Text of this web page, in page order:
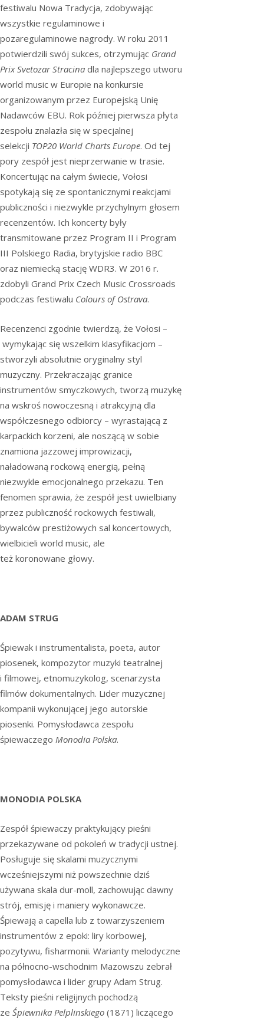
festiwalu Nowa Tradycja, zdobywając
wszystkie regulaminowe i
pozaregulaminowe nagrody. W roku 2011
potwierdzili swój sukces, otrzymując Grand
Prix Svetozar Stracina dla najlepszego utworu
world music w Europie na konkursie
organizowanym przez Europejską Unię
Nadawców EBU. Rok później pierwsza płyta
zespołu znalazła się w specjalnej
selekcji TOP20 World Charts Europe. Od tej
pory zespół jest nieprzerwanie w trasie.
Koncertując na całym świecie, Vołosi
spotykają się ze spontanicznymi reakcjami
publiczności i niezwykle przychylnym głosem
recenzentów. Ich koncerty były
transmitowane przez Program II i Program
III Polskiego Radia, brytyjskie radio BBC
oraz niemiecką stację WDR3. W 2016 r.
zdobyli Grand Prix Czech Music Crossroads
podczas festiwalu Colours of Ostrava.
Recenzenci zgodnie twierdzą, że Vołosi –
wymykając się wszelkim klasyfikacjom –
stworzyli absolutnie oryginalny styl
muzyczny. Przekraczając granice
instrumentów smyczkowych, tworzą muzykę
na wskroś nowoczesną i atrakcyjną dla
współczesnego odbiorcy – wyrastającą z
karpackich korzeni, ale noszącą w sobie
znamiona jazzowej improwizacji,
naładowaną rockową energią, pełną
niezwykle emocjonalnego przekazu. Ten
fenomen sprawia, że zespół jest uwielbiany
przez publiczność rockowych festiwali,
bywalców prestiżowych sal koncertowych,
wielbicieli world music, ale
też koronowane głowy.
ADAM STRUG
Śpiewak i instrumentalista, poeta, autor
piosenek, kompozytor muzyki teatralnej
i filmowej, etnomuzykolog, scenarzysta
filmów dokumentalnych. Lider muzycznej
kompanii wykonującej jego autorskie
piosenki. Pomysłodawca zespołu
śpiewaczego Monodia Polska.
MONODIA POLSKA
Zespół śpiewaczy praktykujący pieśni
przekazywane od pokoleń w tradycji ustnej.
Posługuje się skalami muzycznymi
wcześniejszymi niż powszechnie dziś
używana skala dur-moll, zachowując dawny
strój, emisję i maniery wykonawcze.
Śpiewają a capella lub z towarzyszeniem
instrumentów z epoki: liry korbowej,
pozytywu, fisharmonii. Warianty melodyczne
na północno-wschodnim Mazowszu zebrał
pomysłodawca i lider grupy Adam Strug.
Teksty pieśni religijnych pochodzą
ze Śpiewnika Pelplinskiego (1871) liczącego